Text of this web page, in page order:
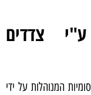
צדדים
המנוהלות על ידי